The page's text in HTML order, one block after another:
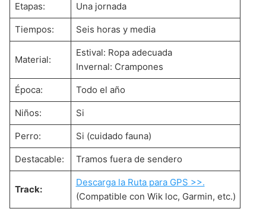
Etapas: Una jornada
Tiempos: Seis horas y media
Material:
Estival: Ropa adecuada
Invernal: Crampones
Época: Todo el año
Niños: Si
Perro: Si (cuidado fauna)
Destacable: Tramos fuera de sendero
Track:
Descarga la Ruta para GPS >>.
(Compatible con Wik loc, Garmin, etc.)